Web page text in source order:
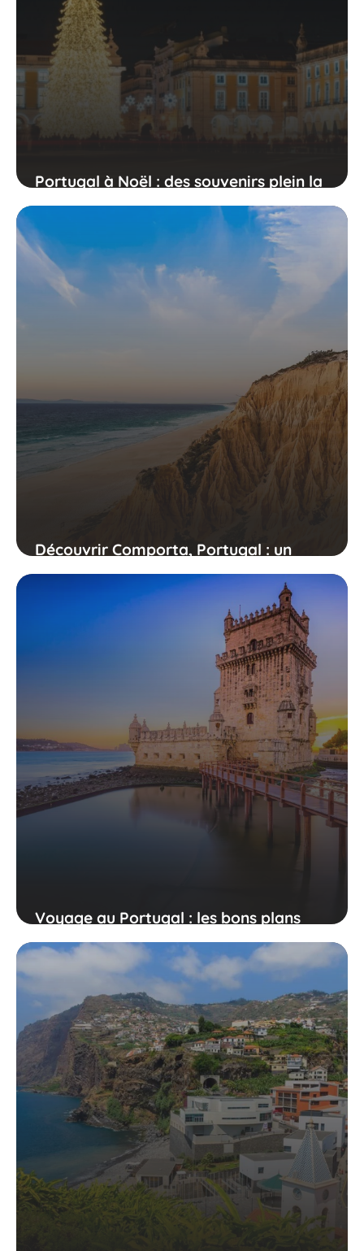
Portugal à Noël : des souvenirs plein la
tête !
Découvrir Comporta, Portugal : un
paradis caché
Voyage au Portugal : les bons plans